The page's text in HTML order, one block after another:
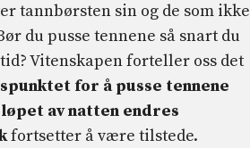
tannbørsten sin og de som ikke
du pusse tennene så snart du
Vitenskapen forteller oss det
for å pusse tennene
av natten endres
fortsetter å være tilstede.